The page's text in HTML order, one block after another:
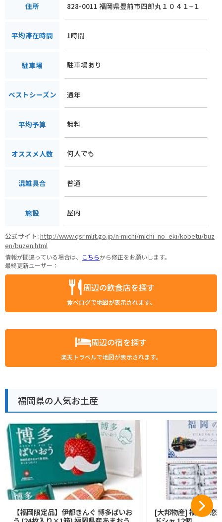
住所 828-0011 福岡県豊前市四郎丸１０４１−１
平均滞在時間 1時間
駐車場 駐車場あり
ベストシーズン 通年
平均予算 無料
オススメ人数 何人でも
混雑具合 普通
施設 屋内
公式サイト:http://www.qsr.mlit.go.jp/n-michi/michi_no_eki/kobetu/buz
en/buzen.html
情報が間違っている場合は、 こちらから修正をお願いします。
最終更新ユーザー：
周辺の飲食店を探す
食べログで地図が表示されます。
周辺の宿を探す
楽天トラベルで地図が表示されます。
福岡県の人気お土産
【福岡限定品】伊都きんぐ 博多ぱいお
[大邦物産] 福岡の恋